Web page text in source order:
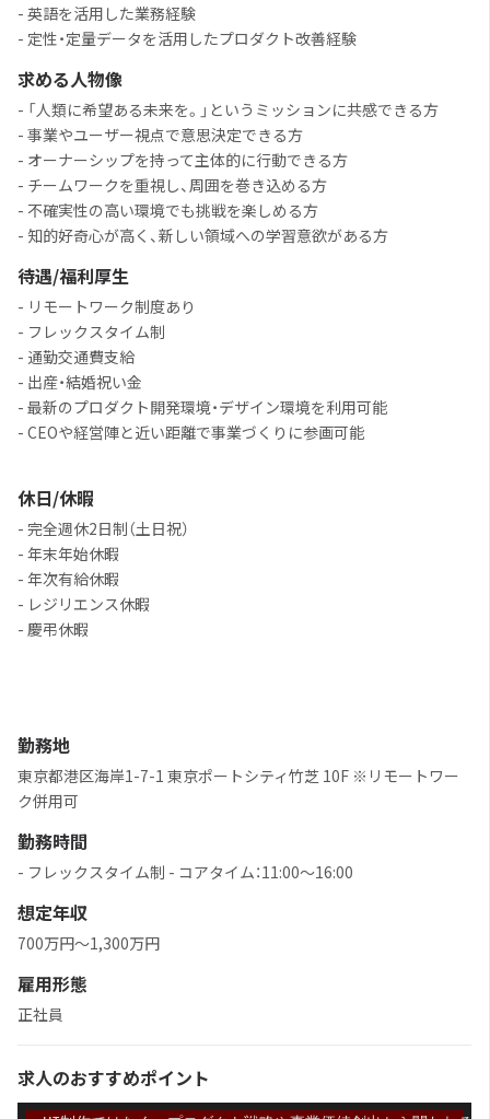
- 英語を活用した業務経験
- 定性・定量データを活用したプロダクト改善経験
求める人物像
- 「人類に希望ある未来を。」というミッションに共感できる方
- 事業やユーザー視点で意思決定できる方
- オーナーシップを持って主体的に行動できる方
- チームワークを重視し、周囲を巻き込める方
- 不確実性の高い環境でも挑戦を楽しめる方
- 知的好奇心が高く、新しい領域への学習意欲がある方
待遇/福利厚生
- リモートワーク制度あり
- フレックスタイム制
- 通勤交通費支給
- 出産・結婚祝い金
- 最新のプロダクト開発環境・デザイン環境を利用可能
- CEOや経営陣と近い距離で事業づくりに参画可能
休日/休暇
- 完全週休2日制（土日祝）
- 年末年始休暇
- 年次有給休暇
- レジリエンス休暇
- 慶弔休暇
勤務地
東京都港区海岸1-7-1 東京ポートシティ竹芝 10F ※リモートワー
ク併用可
勤務時間
- フレックスタイム制 - コアタイム：11:00〜16:00
想定年収
700万円〜1,300万円
雇用形態
正社員
求人のおすすめポイント